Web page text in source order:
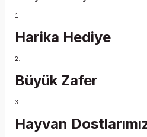
Harika Hediye
Büyük Zafer
Hayvan